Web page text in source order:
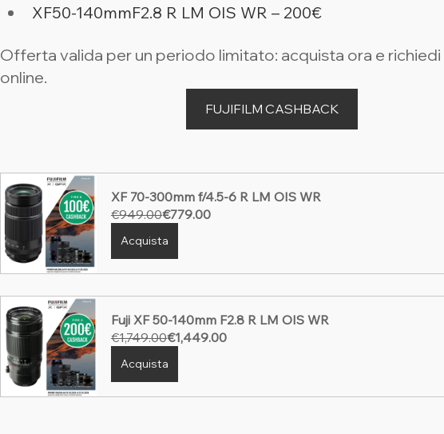
XF50-140mmF2.8 R LM OIS WR – 200€
Offerta valida per un periodo limitato: acquista ora e
online.
FUJIFILM CASHBACK
XF 70-300mm f/4.5-6 R LM OIS WR
€949.00€779.00
Acquista
Fuji XF 50-140mm F2.8 R LM OIS WR
€1,749.00€1,449.00
Acquista